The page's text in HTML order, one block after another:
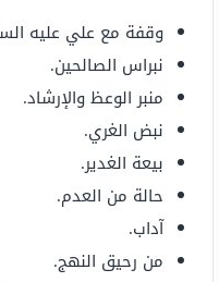
وقفة مع علي عليه
نبراس الصالحين.
منبر الوعظ والإرشاد.
نبض الغري.
بيعة الغدير.
حالة من العدم.
آداب.
من رحيق النهج.